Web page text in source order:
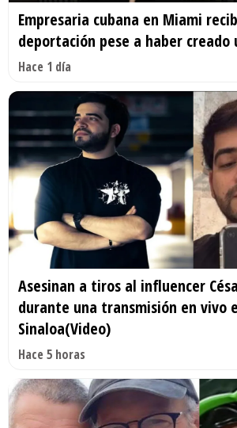
Empresaria cubana en Miami
deportación pese a haber creado
Hace 1 día
Asesinan a tiros al influencer
durante una transmisión en vivo
Sinaloa(Video)
Hace 5 horas